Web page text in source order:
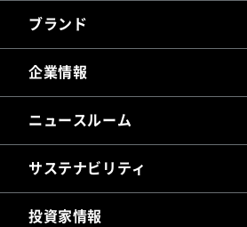
ブランド
企業情報
ニュースルーム
サステナビリティ
投資家情報